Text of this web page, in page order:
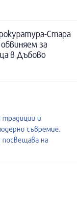
Стара
за
в Дъбово
традиции и
съвремие.
посвещава на